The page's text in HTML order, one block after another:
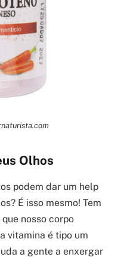
Olhos
podem dar um help
É isso mesmo! Tem
nosso corpo
vitamina é tipo um
a gente a enxergar